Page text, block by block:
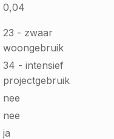
0,04
23 - zwaar
woongebruik
34 - intensief
projectgebruik
nee
nee
ja